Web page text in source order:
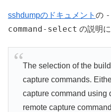
sshdumpのドキュメント の
command-select の説明
The selection of the
capture commands.
capture command using
remote capture